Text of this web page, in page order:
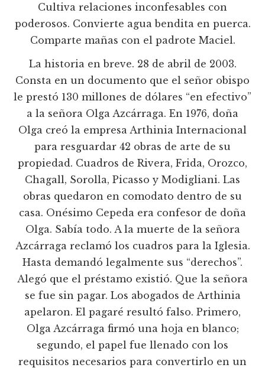
Cultiva relaciones inconfesables con
poderosos. Convierte agua bendita en puerca.
Comparte mañas con el padrote Maciel.
La historia en breve. 28 de abril de 2003.
Consta en un documento que el señor obispo
le prestó 130 millones de dólares “en efectivo”
a la señora Olga Azcárraga. En 1976, doña
Olga creó la empresa Arthinia Internacional
para resguardar 42 obras de arte de su
propiedad. Cuadros de Rivera, Frida, Orozco,
Chagall, Sorolla, Picasso y Modigliani. Las
obras quedaron en comodato dentro de su
casa. Onésimo Cepeda era confesor de doña
Olga. Sabía todo. A la muerte de la señora
Azcárraga reclamó los cuadros para la Iglesia.
Hasta demandó legalmente sus “derechos”.
Alegó que el préstamo existió. Que la señora
se fue sin pagar. Los abogados de Arthinia
apelaron. El pagaré resultó falso. Primero,
Olga Azcárraga firmó una hoja en blanco;
segundo, el papel fue llenado con los
requisitos necesarios para convertirlo en un